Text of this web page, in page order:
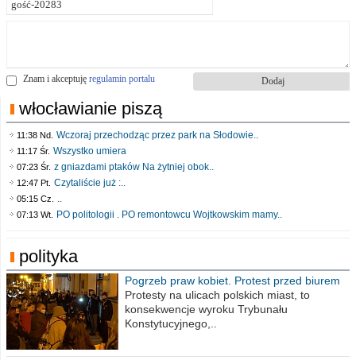
Znam i akceptuję regulamin portalu
włocławianie piszą
11:38 Nd. Wczoraj przechodząc przez park na Słodowie..
11:17 Śr. Wszystko umiera
07:23 Śr. z gniazdami ptaków Na żytniej obok..
12:47 Pt. Czytaliście już :..
05:15 Cz. ..
07:13 Wt. PO politologii . PO remontowcu Wojtkowskim mamy..
polityka
Pogrzeb praw kobiet. Protest przed biurem
poselskim PiS
Protesty na ulicach polskich miast, to
konsekwencje wyroku Trybunału
Konstytucyjnego,..